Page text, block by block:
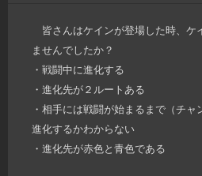
皆さんはケインが登場した時、ケ
ませんでしたか？
・戦闘中に進化する
・進化先が２ルートある
・相手には戦闘が始まるまで（チ
進化するかわからない
・進化先が赤色と青色である